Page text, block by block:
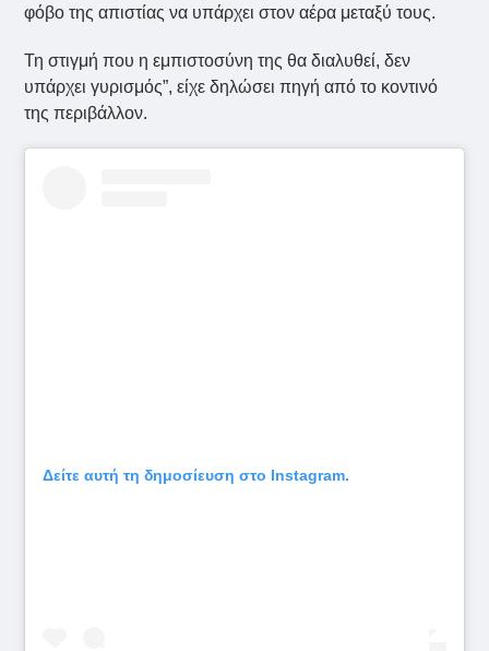
φόβο της απιστίας να υπάρχει στον αέρα μεταξύ τους.
Τη στιγμή που η εμπιστοσύνη της θα διαλυθεί, δεν
υπάρχει γυρισμός”, είχε δηλώσει πηγή από το κοντινό
της περιβάλλον.
Δείτε αυτή τη δημοσίευση στο Instagram.